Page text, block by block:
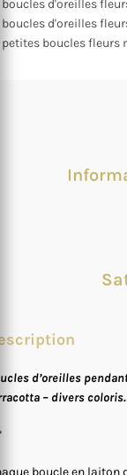
boucles d'oreilles
boucles d'oreilles
petites boucles fleurs
d’oreilles
– divers coloris.
boucle en laiton